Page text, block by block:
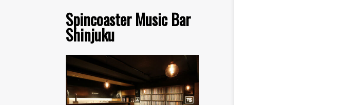
Spincoaster Music Bar
Shinjuku